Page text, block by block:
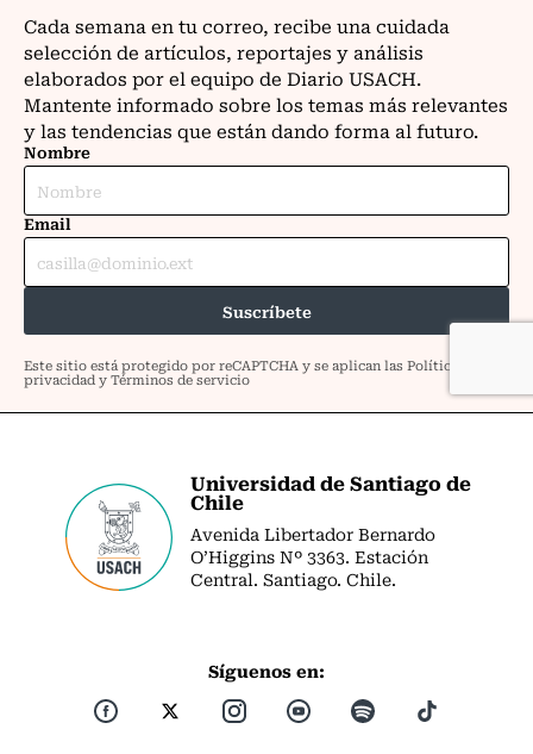
Universidad de Santiago de
Chile
Avenida Libertador Bernardo
O’Higgins Nº 3363. Estación
Central. Santiago. Chile.
Síguenos en: